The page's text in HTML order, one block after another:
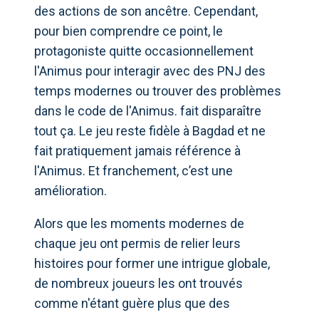
des actions de son ancêtre. Cependant,
pour bien comprendre ce point, le
protagoniste quitte occasionnellement
l'Animus pour interagir avec des PNJ des
temps modernes ou trouver des problèmes
dans le code de l'Animus. fait disparaître
tout ça. Le jeu reste fidèle à Bagdad et ne
fait pratiquement jamais référence à
l'Animus. Et franchement, c’est une
amélioration.
Alors que les moments modernes de
chaque jeu ont permis de relier leurs
histoires pour former une intrigue globale,
de nombreux joueurs les ont trouvés
comme n'étant guère plus que des